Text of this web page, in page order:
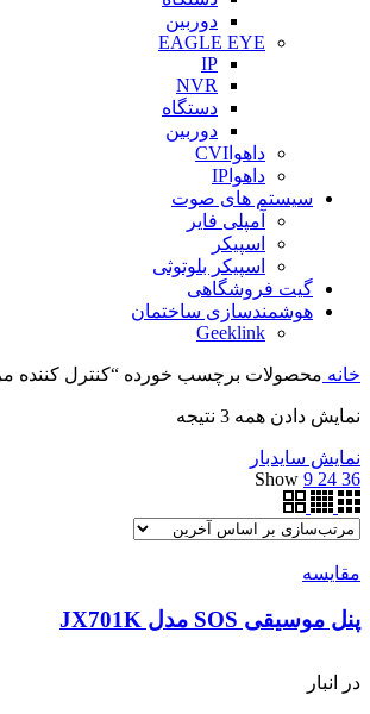
دوربین
EAGLE EYE
IP
NVR
دستگاه
دوربین
داهواCVI
داهواIP
سیستم های صوت
آمپلی فایر
اسپیکر
اسپیکر بلوتوثی
گیت فروشگاهی
هوشمندسازی ساختمان
Geeklink
خانه محصولات برچسب خورده “کنترل کننده
نمایش دادن همه 3 نتیجه
نمایش سایدبار
Show 9 24 36
مقایسه
پنل موسیقی SOS مدل JX701K
در انبار